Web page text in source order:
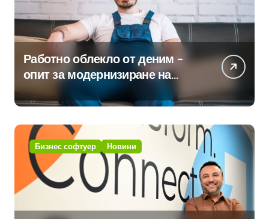
Работно облекло от деним –
опит за модернизиране на
традицията
Бизнес софтуер Новини